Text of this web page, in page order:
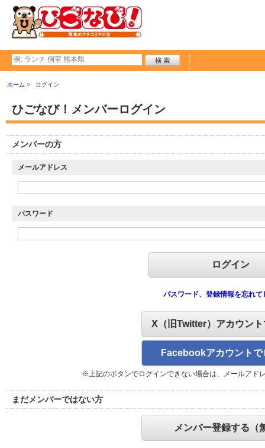
ホーム ログイン
ひごなび！メンバーログイン
メンバーの方
メールアドレス
パスワード
パスワード、登録情報を忘れて
X（旧Twitter）アカウン
Facebookアカウントで
※上記のボタンでログインできない場合は、メールアド
まだメンバーではない方
メンバー登録する（